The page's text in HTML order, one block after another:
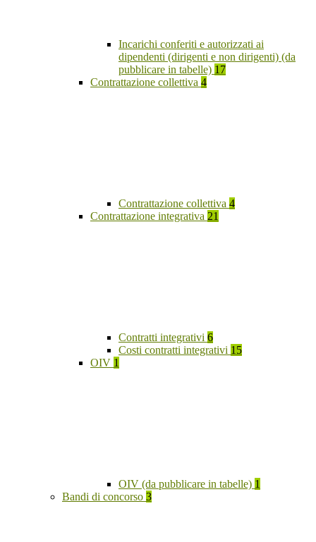
Incarichi conferiti e autorizzati ai
dipendenti (dirigenti e non dirigenti) (da
pubblicare in tabelle) 17
Contrattazione collettiva 4
Contrattazione collettiva 4
Contrattazione integrativa 21
Contratti integrativi 6
Costi contratti integrativi 15
OIV 1
OIV (da pubblicare in tabelle) 1
Bandi di concorso 3